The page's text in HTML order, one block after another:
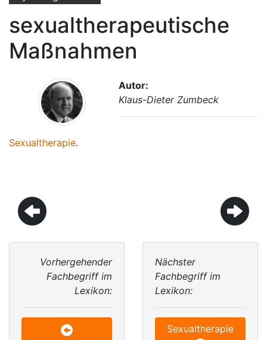
sexualtherapeutische
Maßnahmen
Autor:
Klaus-Dieter Zumbeck
Sexualtherapie.
Vorhergehender
Fachbegriff im
Lexikon:
Nächster
Fachbegriff im
Lexikon:
Sexualtherapie